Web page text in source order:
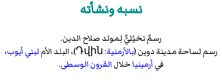
نسبه ونشأته
رسمٌ تخيُليٌّ لِمولد صلاح الدين.
رسم لساحة مدينة دوين (بالأرمنية: Դվին)، البلد الأم لبني أيوب،
فيأرمينياخلالالقرون الوسطى.